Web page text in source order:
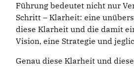
Führung bedeutet nicht nur
Schritt – Klarheit: eine
diese Klarheit und die damit
Vision, eine Strategie und
Genau diese Klarheit und